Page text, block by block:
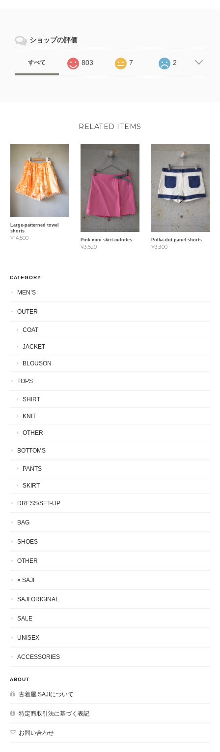
ショップの評価
すべて 803 7 2
RELATED ITEMS
Large-patterned towel
shorts
¥14,500 Pink mini skirt-culottes
¥3,520
Polka-dot panel shorts
¥3,300
CATEGORY
MEN’S
OUTER
COAT
JACKET
BLOUSON
TOPS
SHIRT
KNIT
OTHER
BOTTOMS
PANTS
SKIRT
DRESS/SET-UP
BAG
SHOES
OTHER
× SAJI
SAJI ORIGINAL
SALE
UNISEX
ACCESSORIES
ABOUT
古着屋 SAJIについて
特定商取引法に基づく表記
お問い合わせ